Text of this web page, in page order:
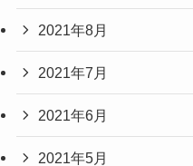
2021年8月
2021年7月
2021年6月
2021年5月